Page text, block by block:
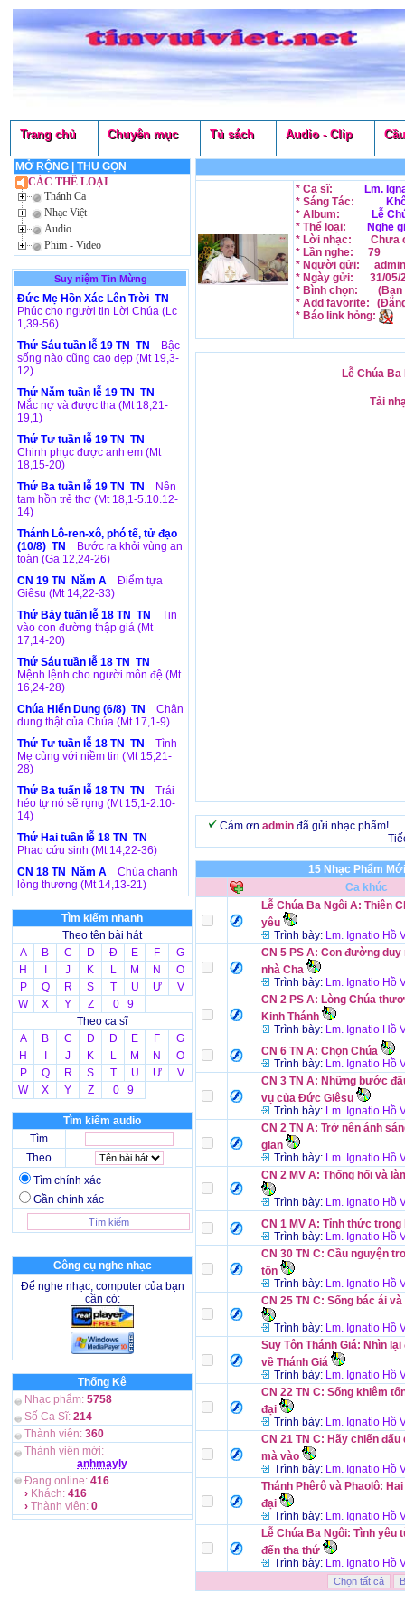
Trang chủ Chuyên mục Tủ sách Audio - Clip
MỞ RỘNG
THU GỌN
CÁC THỂ LOẠI
Thánh Ca
Nhạc Việt
Audio
Phim - Video
Suy niệm Tin Mừng
Đức Mẹ Hồn Xác Lên Trời TN
Phúc cho người tin Lời Chúa (Lc
1,39-56)
Thứ Sáu tuần lễ 19 TN TN
Bậc
sống nào cũng cao đẹp (Mt 19,3-
12)
Thứ Năm tuần lễ 19 TN TN
Mắc nợ và được tha (Mt 18,21-
19,1)
Thứ Tư tuần lễ 19 TN TN
Chinh phục được anh em (Mt
18,15-20)
Thứ Ba tuần lễ 19 TN TN
Nên
tam hồn trẻ thơ (Mt 18,1-5.10.12-
14)
Thánh Lô-ren-xô, phó tế, tử đạo
(10/8) TN
Bước ra khỏi vùng an
toàn (Ga 12,24-26)
CN 19 TN Năm A
Điểm tựa
Giêsu (Mt 14,22-33)
Thứ Bảy tuấn lễ 18 TN TN
Tin
vào con đường thập giá (Mt
17,14-20)
Thứ Sáu tuần lễ 18 TN TN
Mệnh lệnh cho người môn đệ (Mt
16,24-28)
Chúa Hiển Dung (6/8) TN
Chân
dung thật của Chúa (Mt 17,1-9)
Thứ Tư tuần lễ 18 TN TN
Tình
Mẹ cùng với niềm tin (Mt 15,21-
28)
Thứ Ba tuấn lễ 18 TN TN
Trái
héo tự nó sẽ rụng (Mt 15,1-2.10-
14)
Thứ Hai tuần lễ 18 TN TN
Phao cứu sinh (Mt 14,22-36)
CN 18 TN Năm A
Chúa chạnh
lòng thương (Mt 14,13-21)
Tìm kiếm nhanh
Theo tên bài hát
A
B C D Đ E F
G
H
J K L M N
O
P
Q R S T U Ư
V
W
X Y Z
0 9
Theo ca sĩ
A
B C D Đ E F
G
H
J K L M N
O
P
Q R S T U Ư
V
W
X Y Z 0 9
Tìm kiếm audio
Tìm
Theo
Tìm chính xác
Gần chính xác
Công cụ nghe nhạc
Để nghe nhạc, computer của bạn
cần có:
Thống Kê
Nhạc phẩm: 5758
Số Ca Sĩ: 214
Thành viên: 360
Thành viên mới:
anhmayly
Đang online: 416
› Khách: 416
› Thành viên: 0
* Ca sĩ:
Lm.
* Sáng Tác:
* Album:
Lễ
* Thể loại:
Nghe
* Lời nhạc:
Chưa
* Lần nghe:
79
* Người gửi:
admin
* Ngày gửi:
31/05/
* Bình chọn:
(Bạn
* Add favorite:
* Báo link hỏng:
Lễ Chúa
Tải
Cám ơn admin đã gửi nhạc phẩm!
15 Nhạc Phẩm
Ca khúc
Lễ Chúa Ba Ngôi A: Thiên
yêu
Trình bày: Lm. Ignatio Hồ
CN 5 PS A: Con đường duy
nhà Cha
Trình bày: Lm. Ignatio Hồ
CN 2 PS A: Lòng Chúa
Kinh Thánh
Trình bày: Lm. Ignatio Hồ
CN 6 TN A: Chọn Chúa
Trình bày: Lm. Ignatio Hồ
CN 3 TN A: Những bước
vụ của Đức Giêsu
Trình bày: Lm. Ignatio Hồ
CN 2 TN A: Trở nên ánh
gian
Trình bày: Lm. Ignatio Hồ
CN 2 MV A: Thống hối và
Trình bày: Lm. Ignatio Hồ
CN 1 MV A: Tỉnh thức trong
Trình bày: Lm. Ignatio Hồ
CN 30 TN C: Cầu nguyện
tốn
Trình bày: Lm. Ignatio Hồ
CN 25 TN C: Sống bác ái
Trình bày: Lm. Ignatio Hồ
Suy Tôn Thánh Giá: Nhìn lại
về Thánh Giá
Trình bày: Lm. Ignatio Hồ
CN 22 TN C: Sống khiêm
đại
Trình bày: Lm. Ignatio Hồ
CN 21 TN C: Hãy chiến
mà vào
Trình bày: Lm. Ignatio Hồ
Thánh Phêrô và Phaolô:
đại
Trình bày: Lm. Ignatio Hồ
Lễ Chúa Ba Ngôi: Tình yêu
đến tha thứ
Trình bày: Lm. Ignatio Hồ